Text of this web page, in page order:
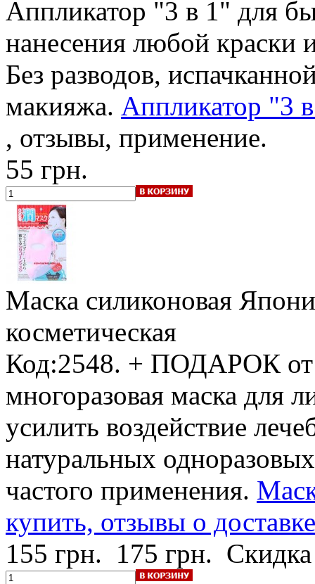
Аппликатор "3 в 1" для
нанесения любой краски
Без разводов,
макияжа. Аппликатор "3
, отзывы, применение.
55 грн.
Маска силиконовая
косметическая
Код:2548. + ПОДАРОК от
многоразовая маска для
усилить воздействие
натуральных
частого применения.
купить, отзывы о доставке
155 грн. 175 грн.